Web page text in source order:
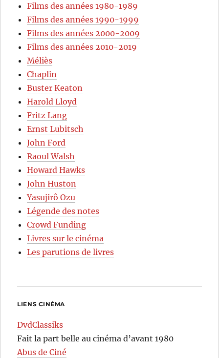
Films des années 1980-1989
Films des années 1990-1999
Films des années 2000-2009
Films des années 2010-2019
Méliès
Chaplin
Buster Keaton
Harold Lloyd
Fritz Lang
Ernst Lubitsch
John Ford
Raoul Walsh
Howard Hawks
John Huston
Yasujirô Ozu
Légende des notes
Crowd Funding
Livres sur le cinéma
Les parutions de livres
LIENS CINÉMA
DvdClassiks
Fait la part belle au cinéma d’avant 1980
Abus de Ciné